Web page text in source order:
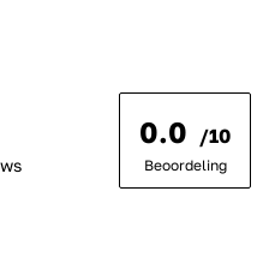
0.0 /10
Beoordeling